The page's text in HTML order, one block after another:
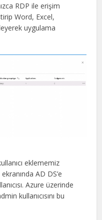
RDP ile erişim
Word, Excel,
uygulama
eklememiz
AD DS’e
Azure üzerinde
kullanıcısını bu